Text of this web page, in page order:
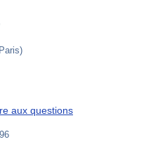
Paris)
aux questions